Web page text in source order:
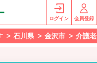
ログイン 会員登録
石川県 金沢市 介護